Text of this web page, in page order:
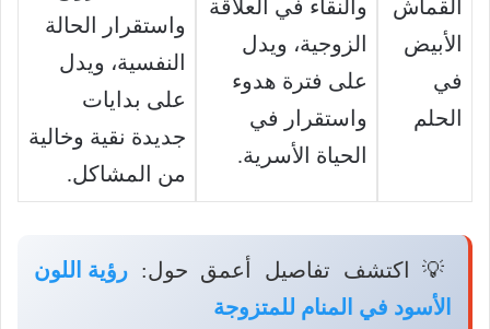
القماش
الأبيض
في
الحلم
والنقاء في العلاقة
الزوجية، ويدل
على فترة هدوء
واستقرار في
الحياة الأسرية.
واستقرار الحالة
النفسية، ويدل
على بدايات
جديدة نقية وخالية
من المشاكل.
💡 اكتشف تفاصيل أعمق حول: رؤية اللون
الأسود في المنام للمتزوجة